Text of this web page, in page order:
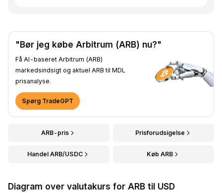
"Bør jeg købe Arbitrum (ARB) nu?"
Få AI-baseret Arbitrum (ARB)
markedsindsigt og aktuel ARB til MDL
prisanalyse.
Spørg TradeGPT
ARB-pris Prisforudsigelse
Handel ARB/USDC Køb ARB
Diagram over valutakurs for ARB til USD